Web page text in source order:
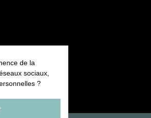
de la
sociaux,
?